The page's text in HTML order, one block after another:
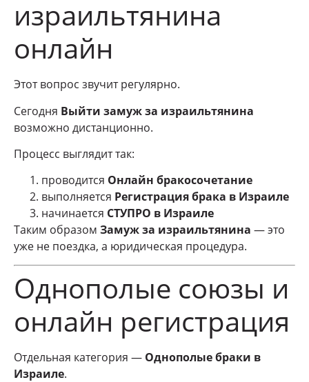
израильтянина
онлайн
Этот вопрос звучит регулярно.
Сегодня Выйти замуж за израильтянина
возможно дистанционно.
Процесс выглядит так:
проводится Онлайн бракосочетание
выполняется Регистрация брака в Израиле
начинается СТУПРО в Израиле
Таким образом Замуж за израильтянина — это
уже не поездка, а юридическая процедура.
Однополые союзы и
онлайн регистрация
Отдельная категория — Однополые браки в
Израиле.